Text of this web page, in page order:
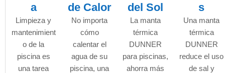
a
Limpieza y
mantenimient
o de la
piscina es
una tarea
de Calor
No importa
cómo
calentar el
agua de su
piscina, una
del Sol
La manta
térmica
DUNNER
para piscinas,
ahorra más
s
Una manta
térmica
DUNNER
reduce el uso
de sal y